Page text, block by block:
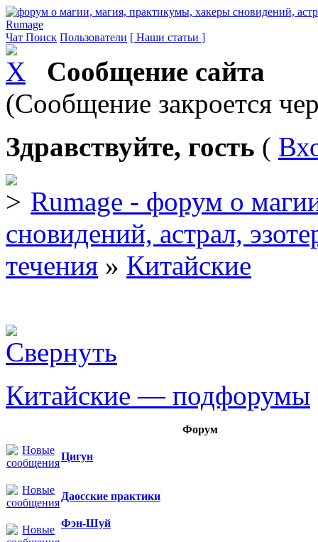
Rumage
Чат Поиск Пользователи [ Наши статьи ]
Сообщение сайта
(Сообщение закроется
Здравствуйте, гость (
Rumage - форум о
сновидений, астрал,
течения » Китайские
Китайские — подфорумы
Форум
Цигун
Даосские практики
Фэн-Шуй